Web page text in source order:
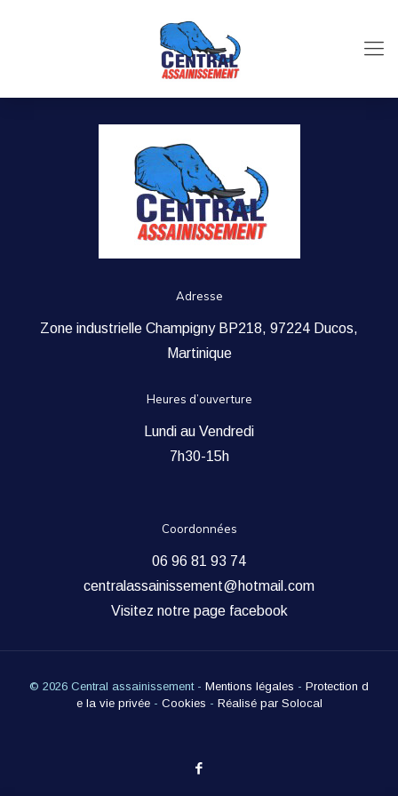
Adresse
Zone industrielle Champigny BP218, 97224 Ducos,
Martinique
Heures d’ouverture
Lundi au Vendredi
7h30-15h
Coordonnées
06 96 81 93 74
centralassainissement@hotmail.com
Visitez notre page facebook
© 2026 Central assainissement - Mentions légales - Protection d
e la vie privée- Cookies - Réalisé par Solocal